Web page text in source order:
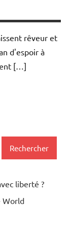
rêveur et
d'espoir à
[…]
Rechercher
liberté ?
World